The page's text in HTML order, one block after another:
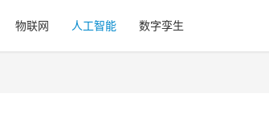
物联网 人工智能 数字孪生